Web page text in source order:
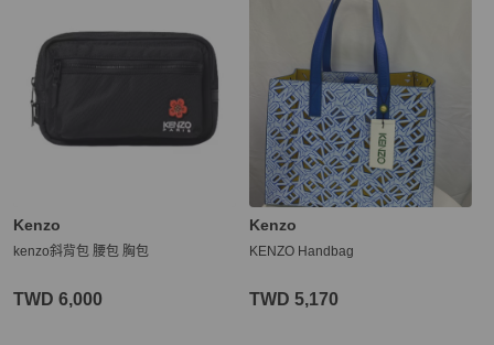
Kenzo
kenzo斜背包 腰包 胸包
TWD 6,000
Kenzo
KENZO Handbag
TWD 5,170